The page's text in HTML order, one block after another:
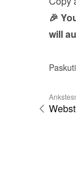
🎉
will